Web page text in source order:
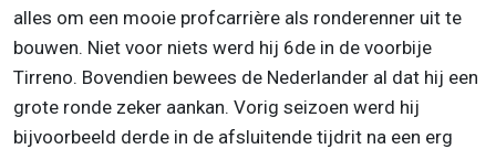
alles om een mooie profcarrière als ronderenner uit te
bouwen. Niet voor niets werd hij 6de in de voorbije
Tirreno. Bovendien bewees de Nederlander al dat hij een
grote ronde zeker aankan. Vorig seizoen werd hij
bijvoorbeeld derde in de afsluitende tijdrit na een erg